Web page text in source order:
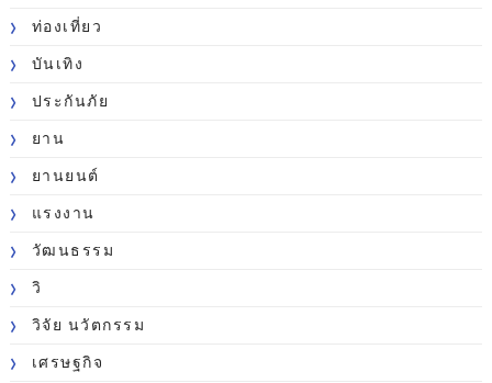
ท่องเที่ยว
บันเทิง
ประกันภัย
ยาน
ยานยนต์
แรงงาน
วัฒนธรรม
วิ
วิจัย นวัตกรรม
เศรษฐกิจ